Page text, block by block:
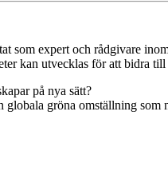
som expert och rådgivare
kan utvecklas för att bidra
på nya sätt?
gröna omställning som